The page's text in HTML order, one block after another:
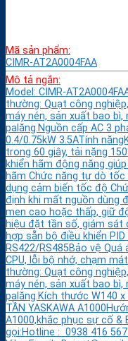
Mã sản phẩm:
CIMR-AT2A0004FAA
Mô tả ngắn:
Model: CIMR-
thường: Quạt công
máy nén, sản xuất bao
palăng.Nguồn cấp AC 3
0.4/0.75kW 3.5ATính
trong 60 giây, tải nặng
khiển hãm động năng
hãm Chức năng tự dò
dụng cảm biến tốc độ
định khi mất nguồn dùng
men cao hoặc thấp, giữ
hiệu đặt tần số, giám sát
hợp sẵn bộ điều khiển
RS422/RS485Bảo vệ
CPU, lỗi bộ nhớ, chạm
thường: Quạt công
máy nén, sản xuất bao
palăng.Kích thước W140 x
TẦN YASKAWA
A1000,khắc phục sự cố &
gọi:Hotline : 0938 416